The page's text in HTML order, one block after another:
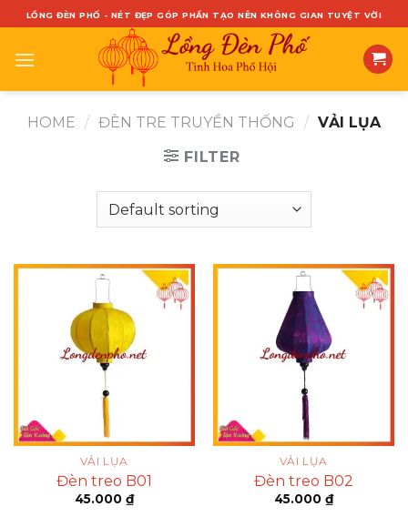
Skip
content
LỒNG ĐÈN PHỐ - NÉT ĐẸP GÓP PHẦN TẠO NÊN KHÔNG GIAN TUYỆT VỜI
HOME / ĐÈN TRE TRUYỀN THỐNG / VẢI LỤA
FILTER
VẢI LỤA
Đèn treo B01
45.000 ₫
VẢI LỤA
Đèn treo B02
45.000 ₫